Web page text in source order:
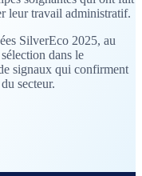
leur travail administratif.
SilverEco 2025, au
dans le
signaux qui confirment
secteur.